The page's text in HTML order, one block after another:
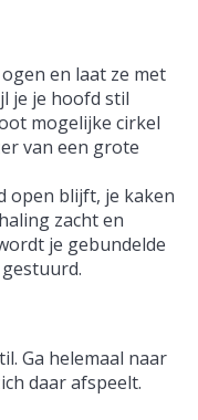
en laat ze met
je je hoofd stil
mogelijke cirkel
van een grote
open blijft, je kaken
zacht en
je gebundelde
Ga helemaal naar
daar afspeelt.